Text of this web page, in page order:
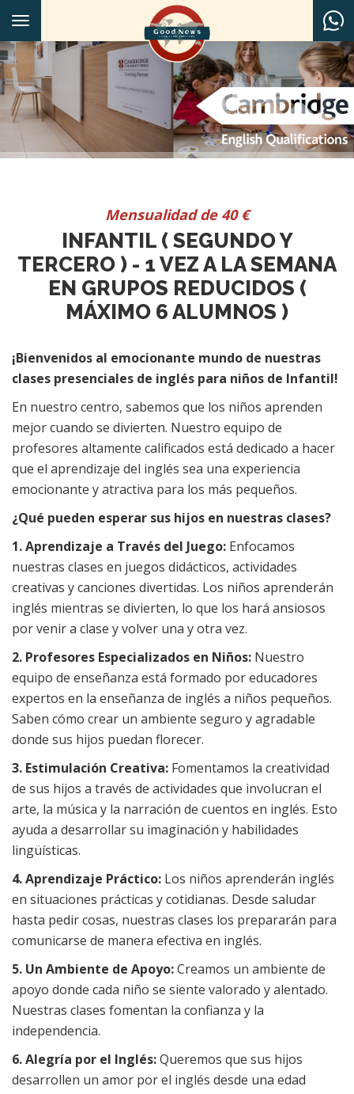
Toggle
navigation
Mensualidad de 40 €
INFANTIL ( SEGUNDO Y
TERCERO ) - 1 VEZ A LA SEMANA
EN GRUPOS REDUCIDOS (
MÁXIMO 6 ALUMNOS )
¡Bienvenidos al emocionante mundo de nuestras
clases presenciales de inglés para niños de Infantil!
En nuestro centro, sabemos que los niños aprenden
mejor cuando se divierten. Nuestro equipo de
profesores altamente calificados está dedicado a hacer
que el aprendizaje del inglés sea una experiencia
emocionante y atractiva para los más pequeños.
¿Qué pueden esperar sus hijos en nuestras clases?
1. Aprendizaje a Través del Juego: Enfocamos
nuestras clases en juegos didácticos, actividades
creativas y canciones divertidas. Los niños aprenderán
inglés mientras se divierten, lo que los hará ansiosos
por venir a clase y volver una y otra vez.
2. Profesores Especializados en Niños: Nuestro
equipo de enseñanza está formado por educadores
expertos en la enseñanza de inglés a niños pequeños.
Saben cómo crear un ambiente seguro y agradable
donde sus hijos puedan florecer.
3. Estimulación Creativa: Fomentamos la creatividad
de sus hijos a través de actividades que involucran el
arte, la música y la narración de cuentos en inglés. Esto
ayuda a desarrollar su imaginación y habilidades
lingüísticas.
4. Aprendizaje Práctico: Los niños aprenderán inglés
en situaciones prácticas y cotidianas. Desde saludar
hasta pedir cosas, nuestras clases los prepararán para
comunicarse de manera efectiva en inglés.
5. Un Ambiente de Apoyo:Creamos un ambiente de
apoyo donde cada niño se siente valorado y alentado.
Nuestras clases fomentan la confianza y la
independencia.
6. Alegría por el Inglés:Queremos que sus hijos
desarrollen un amor por el inglés desde una edad